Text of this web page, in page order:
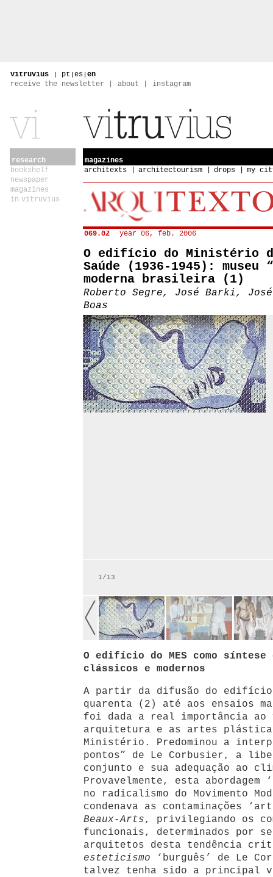
vitruvius | pt | es | en
receive the newsletter
about instagram
research
bookshelf
newspaper
magazines
in vitruvius
magazines
architexts
architectourism drops my
069.02 year 06, feb. 2006
O edifício do Ministério
Saúde (1936-1945):
moderna brasileira (1)
Roberto Segre, José Barki,
Boas
1/13
O edifício do MES como
clássicos e modernos
A partir da difusão do edifício
quarenta (2) até aos ensaios
foi dada a real importância ao
arquitetura e as artes
Ministério. Predominou a
pontos” de Le Corbusier, a
conjunto e sua adequação ao
Provavelmente, esta abordagem
no radicalismo do Movimento
condenava as contaminações
Beaux-Arts, privilegiando os
funcionais, determinados por
arquitetos desta tendência
esteticismo ‘burguês’ de Le
talvez tenha sido a principal